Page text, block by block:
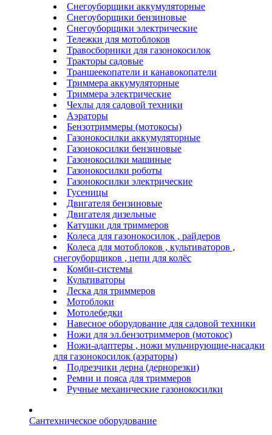
Снегоуборщики аккумуляторные
Снегоуборщики бензиновые
Снегоуборщики электрические
Тележки для мотоблоков
Травосборники для газонокосилок
Тракторы садовые
Траншеекопатели и канавокопатели
Триммера аккумуляторные
Триммера электрические
Чехлы для садовой техники
Аэраторы
Бензотриммеры (мотокосы)
Газонокосилки аккумуляторные
Газонокосилки бензиновые
Газонокосилки машиные
Газонокосилки роботы
Газонокосилки электрические
Гусеницы
Двигателя бензиновые
Двигателя дизельные
Катушки для триммеров
Колеса для газонокосилок , райдеров
Колеса для мотоблоков , культиваторов ,
снегоуборщиков , цепи для колёс
Комби-системы
Культиваторы
Леска для триммеров
Мотоблоки
Мотолебедки
Навесное оборудование для садовой техники
Ножи для эл.бензотриммеров (мотокос)
Ножи-адаптеры , ножи мульчирующие-насадки
для газонокосилок (аэраторы)
Подрезчики дерна (дернорезки)
Ремни и пояса для триммеров
Ручные механические газонокосилки
Сантехническое оборудование